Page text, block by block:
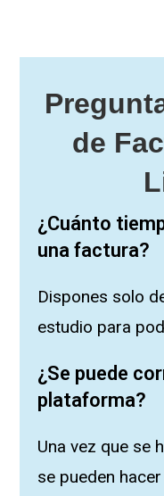
de
¿Cuánto
una factura?
Dispones solo
estudio para
¿Se puede
plataforma?
Una vez que se
se pueden